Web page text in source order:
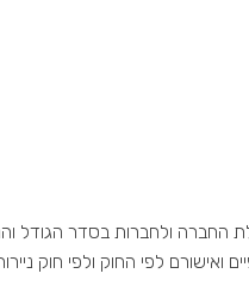
בו פועלת החברה ולחברות בסדר